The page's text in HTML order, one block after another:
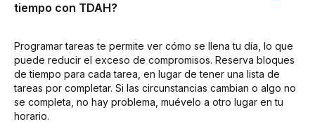
tiempo con TDAH?
Programar tareas te permite ver cómo se llena tu día, lo que
puede reducir el exceso de compromisos. Reserva bloques
de tiempo para cada tarea, en lugar de tener una lista de
tareas por completar. Si las circunstancias cambian o algo no
se completa, no hay problema, muévelo a otro lugar en tu
horario.